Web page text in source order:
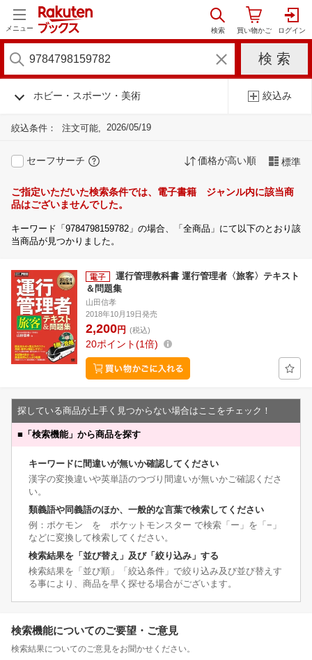
メニュー
ホビー・スポーツ・美術 絞込み
絞込条件： 注文可能 2026/05/19
セーフサーチ 価格が高い順 標準
ご指定いただいた検索条件では、電子書籍 ジャンル内に該当商
品はございませんでした。
キーワード「9784798159782」の場合、「全商品」にて以下のとおり該
当商品が見つかりました。
運行管理教科書 運行管理者〈旅客〉テキスト
＆問題集
山田信孝
2018年10月19日発売
2,200円 (税込)
20ポイント 1倍
探している商品が上手く見つからない場合はここをチェック！
■ 「検索機能」から商品を探す
キーワードに間違いが無いか確認してください
漢字の変換違いや英単語のつづり間違いが無いかご確認くださ
い。
類義語や同義語のほか、一般的な言葉で検索してください
例：ポケモン を ポケットモンスター で検索「ー」を「−」
などに変換して検索してください。
検索結果を「並び替え」及び「絞り込み」する
検索結果を「並び順」「絞込条件」で絞り込み及び並び替えす
る事により、商品を早く探せる場合がございます。
検索機能についてのご要望・ご意見
検索結果についてのご意見をお聞かせください。